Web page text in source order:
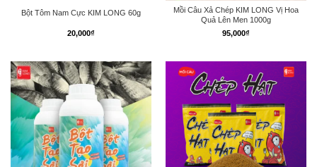
Bột Tôm Nam Cực KIM LONG 60g
20,000₫
Mồi Câu Xả Chép KIM LONG Vị Hoa
Quả Lên Men 1000g
95,000₫